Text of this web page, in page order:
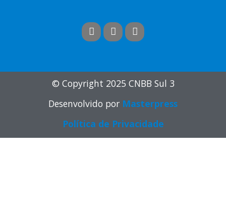
© Copyright 2025 CNBB Sul 3
Desenvolvido por Masterpress
Política de Privacidade